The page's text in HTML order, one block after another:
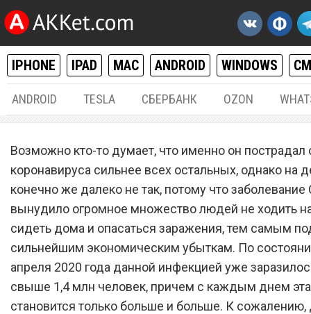
IPHONE IPAD MAC ANDROID WINDOWS
ANDROID TESLA СБЕРБАНК OZON
Цифра дня: число людей,
которые лишатся работы
коронавируса
Возможно кто-то думает, что именно он пострадал
коронавируса сильнее всех остальных, однако на
конечно же далеко не так, потому что заболевание
вынудило огромное множество людей не ходить на
сидеть дома и опасаться заражения, тем самым
сильнейшим экономическим убыткам. По
апреля 2020 года данной инфекцией уже
свыше 1,4 млн человек, причем с каждым днем
становится только больше и больше. К сожалению,